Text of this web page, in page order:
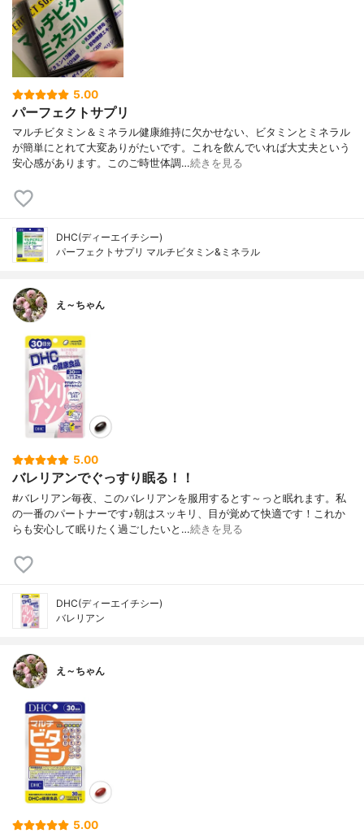
5.00
パーフェクトサプリ
マルチビタミン＆ミネラル健康維持に欠かせない、ビタミンとミネラル
が簡単にとれて大変ありがたいです。これを飲んでいれば大丈夫という
安心感があります。このご時世体調…続きを見る
DHC(ディーエイチシー)
パーフェクトサプリ マルチビタミン&ミネラル
え～ちゃん
5.00
バレリアンでぐっすり眠る！！
#バレリアン毎夜、このバレリアンを服用するとす～っと眠れます。私
の一番のパートナーです♪朝はスッキリ、目が覚めて快適です！これか
らも安心して眠りたく過ごしたいと…続きを見る
DHC(ディーエイチシー)
バレリアン
え～ちゃん
5.00